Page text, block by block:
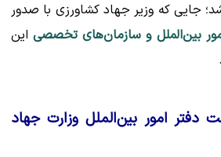
جایی که وزیر جهاد کشاورزی با صدور
بین‌الملل و سازمان‌های تخصصیاین
امور بین‌الملل وزارت جهاد